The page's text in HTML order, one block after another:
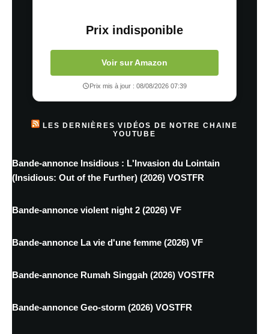
Prix indisponible
Voir sur Amazon
Prix mis à jour : 08/08/2026 07:39
LES DERNIÈRES VIDÉOS DE NOTRE CHAINE
YOUTUBE
Bande-annonce Insidious : L'Invasion du Lointain
(Insidious: Out of the Further) (2026) VOSTFR
Bande-annonce violent night 2 (2026) VF
Bande-annonce La vie d'une femme (2026) VF
Bande-annonce Rumah Singgah (2026) VOSTFR
Bande-annonce Geo-storm (2026) VOSTFR